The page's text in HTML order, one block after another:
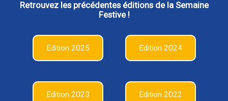
Retrouvez les précédentes éditions de la Semaine
Festive !
Edition 2025 Edition 2024
Edition 2023 Edition 2022